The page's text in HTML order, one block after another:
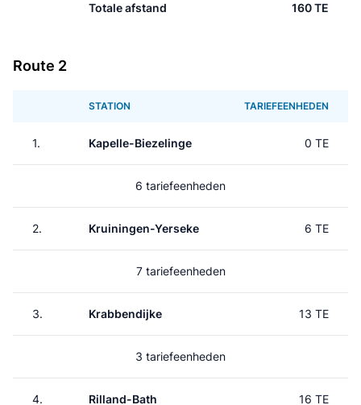
Totale afstand 160 TE
Route 2
STATION TARIEFEENHEDEN
1. Kapelle-Biezelinge 0 TE
6 tariefeenheden
2. Kruiningen-Yerseke 6 TE
7 tariefeenheden
3. Krabbendijke 13 TE
3 tariefeenheden
4. Rilland-Bath 16 TE